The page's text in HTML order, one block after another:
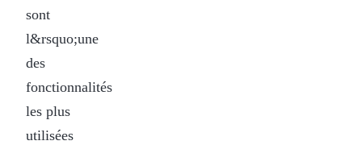
sont
l&rsquo;une
des
fonctionnalités
les plus
utilisées